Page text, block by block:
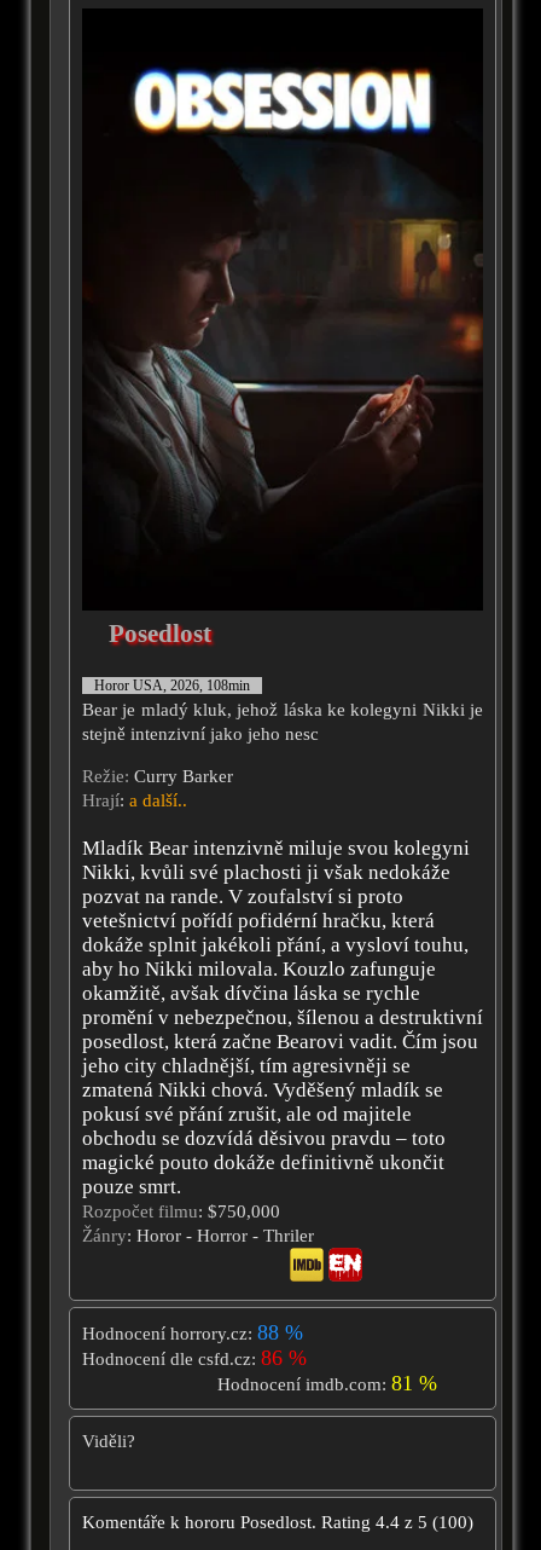
Posedlost
Horor USA, 2026, 108min
Bear je mladý kluk, jehož láska ke kolegyni Nikki je
stejně intenzivní jako jeho nesc
Režie: Curry Barker
Hrají: a další..
Mladík Bear intenzivně miluje svou kolegyni
Nikki, kvůli své plachosti ji však nedokáže
pozvat na rande. V zoufalství si proto
vetešnictví pořídí pofidérní hračku, která
dokáže splnit jakékoli přání, a vysloví touhu,
aby ho Nikki milovala. Kouzlo zafunguje
okamžitě, avšak dívčina láska se rychle
promění v nebezpečnou, šílenou a destruktivní
posedlost, která začne Bearovi vadit. Čím jsou
jeho city chladnější, tím agresivněji se
zmatená Nikki chová. Vyděšený mladík se
pokusí své přání zrušit, ale od majitele
obchodu se dozvídá děsivou pravdu – toto
magické pouto dokáže definitivně ukončit
pouze smrt.
Rozpočet filmu: $750,000
Žánry: Horor - Horror - Thriler
Hodnocení horrory.cz: 88 %
Hodnocení dle csfd.cz: 86 %
Hodnocení imdb.com:81 %
Viděli?
Komentáře k hororu Posedlost. Rating 4.4 z 5 (100)